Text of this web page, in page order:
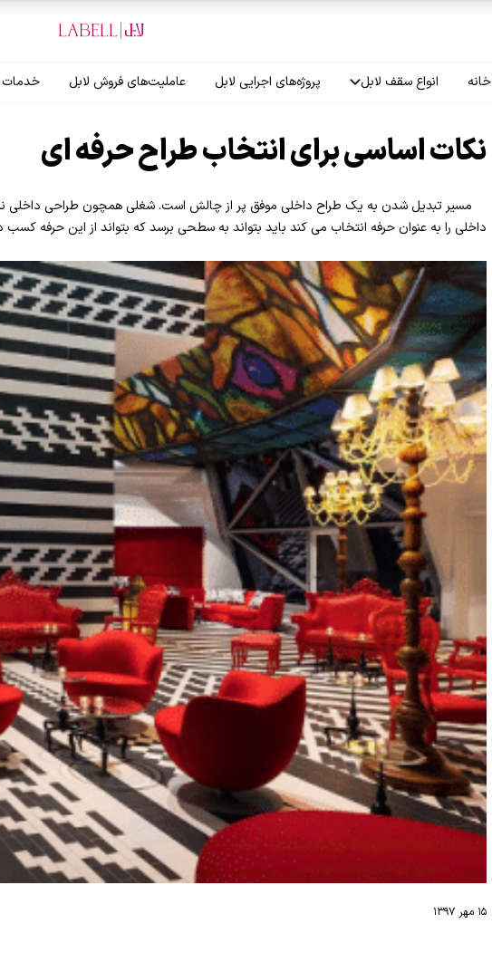
خانه انواع سقف لابل
سقف گلکسی
سقف ترنسپرنت
سقف مات
سقف اپلای
پروژه‌های اجرایی لابل عاملیت‌های فروش لابل خدمات
نکات اساسی برای انتخاب طراح حرفه ای
مسیر تبدیل شدن به یک طراح داخلی موفق پر از چالش است. شغلی همچون طراحی داخلی
داخلی را به عنوان حرفه انتخاب می کند باید بتواند به سطحی برسد که بتواند از این حرفه
۱۵ مهر ۱۳۹۷